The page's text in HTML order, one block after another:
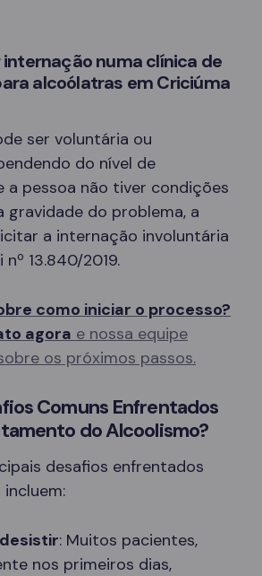
numa clínica de
alcoólatras em Criciúma
ser voluntária ou
do nível de
a pessoa não tiver condições
gravidade do problema, a
a internação involuntária
13.840/2019.
como iniciar o processo?
agora e nossa equipe
os próximos passos.
Comuns Enfrentados
do Alcoolismo?
desafios enfrentados
: Muitos pacientes,
nos primeiros dias,